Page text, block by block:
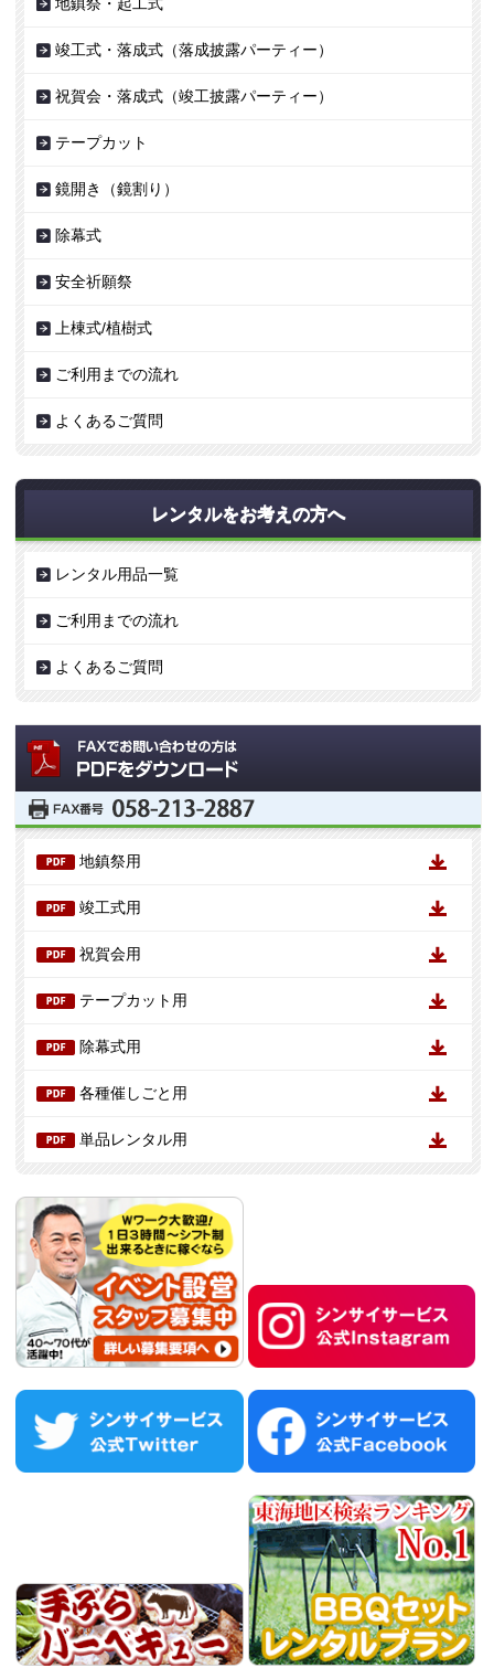
地鎮祭・起工式
竣工式・落成式（落成披露パーティー）
祝賀会・落成式（竣工披露パーティー）
テープカット
鏡開き（鏡割り）
除幕式
安全祈願祭
上棟式/植樹式
ご利用までの流れ
よくあるご質問
レンタルをお考えの方へ
レンタル用品一覧
ご利用までの流れ
よくあるご質問
地鎮祭用
竣工式用
祝賀会用
テープカット用
除幕式用
各種催しごと用
単品レンタル用